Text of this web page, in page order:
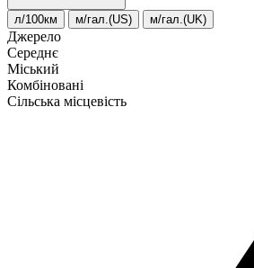
л/100км м/гал.(US) м/гал.(UK)
Джерело
Середнє
Міський
Комбіновані
Сільська місцевість